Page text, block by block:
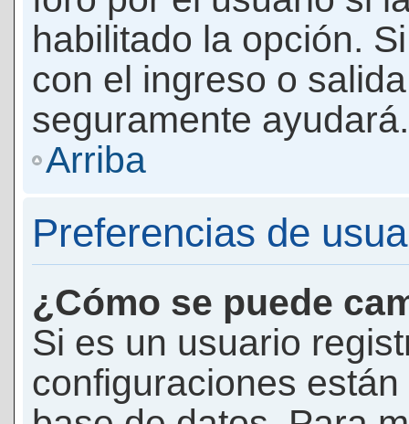
habilitado la opción.
con el ingreso o
seguramente ayudará.
Arriba
Preferencias de
¿Cómo se puede
Si es un usuario
configuraciones